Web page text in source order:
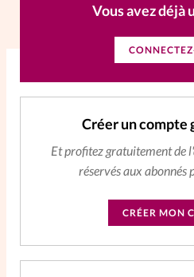
Changement
Nous contacter
Vous avez déjà
Créer un
Et profitez gratuitement de
réservés aux abonnés
CRÉER MON